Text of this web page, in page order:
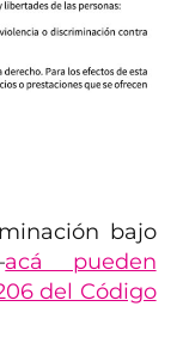
bajo
acá pueden
del Código